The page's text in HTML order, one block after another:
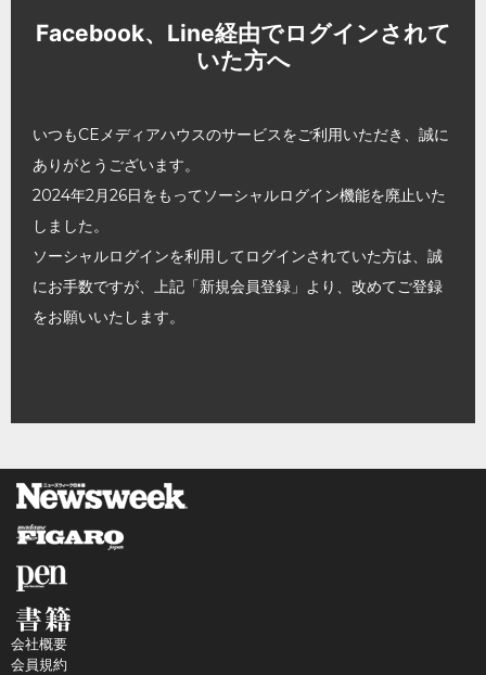
Facebook、Line経由でログインされて
いた方へ
いつもCEメディアハウスのサービスをご利用いただき、誠に
ありがとうございます。
2024年2月26日をもってソーシャルログイン機能を廃止いた
しました。
ソーシャルログインを利用してログインされていた方は、誠
にお手数ですが、上記「新規会員登録」より、改めてご登録
をお願いいたします。
会社概要
会員規約